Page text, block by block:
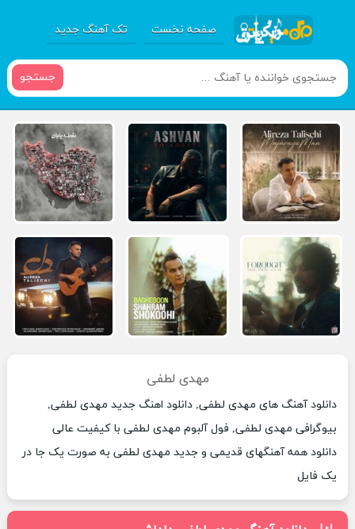
صفحه نخست تک آهنگ جدید
جستجو
مهدی لطفی
دانلود آهنگ های مهدی لطفی, دانلود اهنگ جدید مهدی لطفی,
بیوگرافی مهدی لطفی, فول آلبوم مهدی لطفی با کیفیت عالی
دانلود همه آهنگهای قدیمی و جدید مهدی لطفی به صورت یک جا در
یک فایل